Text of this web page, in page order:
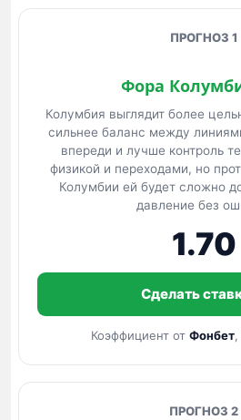
ПРОГНОЗ 1
Фора
Колумбия выглядит более
сильнее баланс между
впереди и лучше контроль
физикой и переходами, но
Колумбии ей будет сложно
давление без
1.70
Сделать
Коэффициент от Фонбет,
ПРОГНОЗ 2